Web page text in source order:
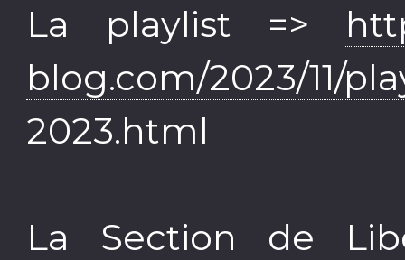
La playlist =>
blog.com/2023/11/
2023.html
La Section de